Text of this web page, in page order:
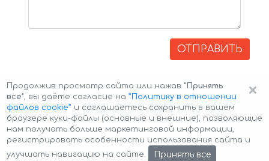
ОТПРАВИТЬ
Авторские права © 2026 Авто-Аренда Cookie Policy
×
Продолжив просмотр сайта или нажав "Принять
все", вы даёте согласие на ”Политику в отношении
файлов cookie” и соглашаетесь сохранить в вашем
браузере куки-файлы (основные и внешние), позволяющие
нам получать больше маркетинговой информации,
регистрировать особенности использования сайта и
улучшать навигацию на сайте.
Принять все